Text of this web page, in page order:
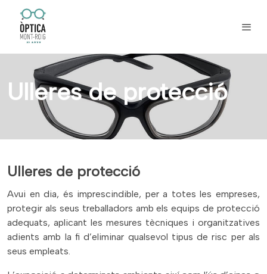
Ulleres de protecció
Ulleres de protecció
Avui en dia, és imprescindible, per a totes les empreses,
protegir als seus treballadors amb els equips de protecció
adequats, aplicant les mesures tècniques i organitzatives
adients amb la fi d’eliminar qualsevol tipus de risc per als
seus empleats.